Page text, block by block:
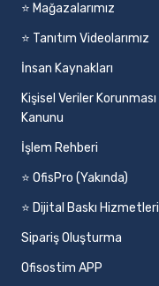
⭐ Mağazalarımız
⭐ Tanıtım Videolarımız
İnsan Kaynakları
Kişisel Veriler Korunması
Kanunu
İşlem Rehberi
⭐ OfisPro (Yakında)
⭐ Dijital Baskı Hizmetleri
Sipariş Oluşturma
Ofisostim APP